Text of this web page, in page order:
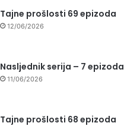
Tajne prošlosti 69 epizoda
12/06/2026
Nasljednik serija – 7 epizoda
11/06/2026
Tajne prošlosti 68 epizoda